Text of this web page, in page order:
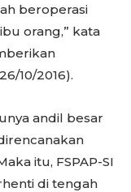
beroperasi
orang,” kata
10/2016).
andil besar
itu, FSPAP-SI
di tengah